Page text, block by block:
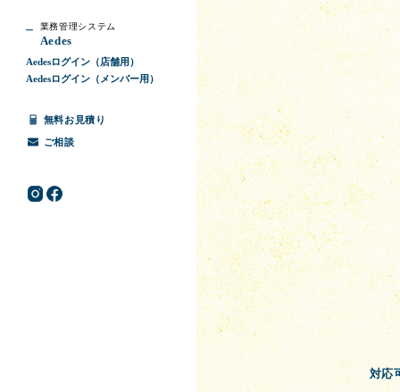
業務管理システム
Aedes
Aedesログイン（店舗用）
Aedesログイン（メンバー用）
無料お見積り
ご相談
対応